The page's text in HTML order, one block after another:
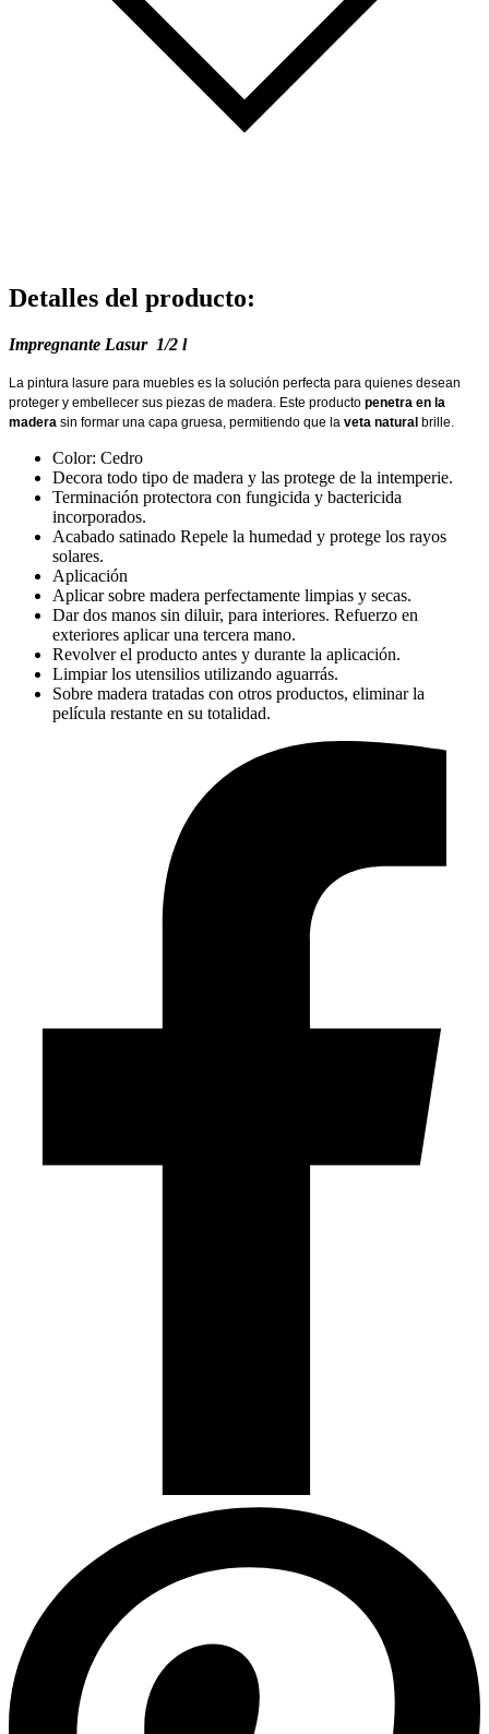
Detalles del producto:
Impregnante Lasur 1/2 l
La pintura lasure para muebles es la solución perfecta para quienes desean
proteger y embellecer sus piezas de madera. Este producto penetra en la
madera sin formar una capa gruesa, permitiendo que la veta natural brille.
Color: Cedro
Decora todo tipo de madera y las protege de la intemperie.
Terminación protectora con fungicida y bactericida
incorporados.
Acabado satinado Repele la humedad y protege los rayos
solares.
Aplicación
Aplicar sobre madera perfectamente limpias y secas.
Dar dos manos sin diluir, para interiores. Refuerzo en
exteriores aplicar una tercera mano.
Revolver el producto antes y durante la aplicación.
Limpiar los utensilios utilizando aguarrás.
Sobre madera tratadas con otros productos, eliminar la
película restante en su totalidad.